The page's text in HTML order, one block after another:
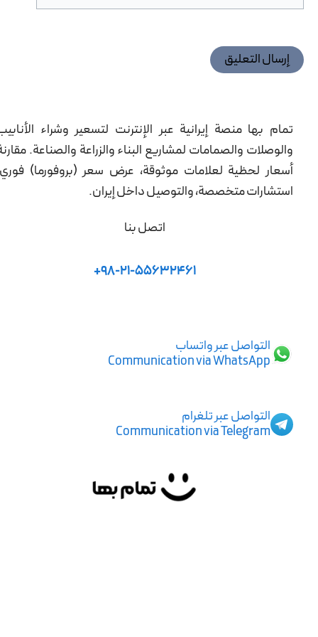
تمام بها منصة إيرانية عبر الإنترنت لتسعير وشراء الأنابيب
والوصلات والصمامات لمشاريع البناء والزراعة والصناعة. مقارنة
أسعار لحظية لعلامات موثوقة، عرض سعر (بروفورما) فوري،
استشارات متخصصة، والتوصيل داخل إيران.
اتصل بنا
98-21-55632461+
التواصل عبر واتساب
Communication via WhatsApp
التواصل عبر تلغرام
Communication via Telegram